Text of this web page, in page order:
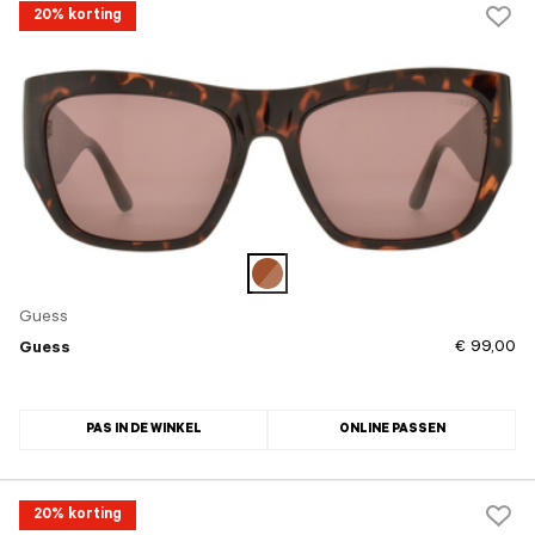
20% korting
Guess
Guess
€ 99,00
PAS IN DE WINKEL ONLINE PASSEN
20% korting